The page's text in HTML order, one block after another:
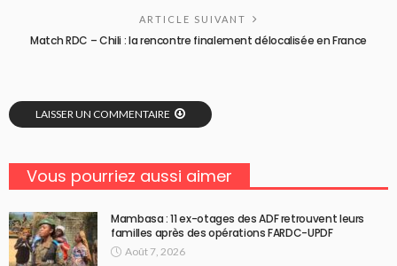
ARTICLE SUIVANT
Match RDC – Chili : la rencontre finalement délocalisée en France
LAISSER UN COMMENTAIRE
Vous pourriez aussi aimer
Mambasa : 11 ex-otages des ADF retrouvent leurs
familles après des opérations FARDC-UPDF
Août 7, 2026